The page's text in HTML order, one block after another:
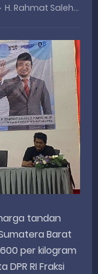
Sampaikan Hal Ini
Kepulauan Mentawai
Gerak Cepat Dasco
Publik Tetap Terjaga
Friday, 7 August
H. Rahmat Saleh
tandan
Barat
per kilogram
RI Fraksi